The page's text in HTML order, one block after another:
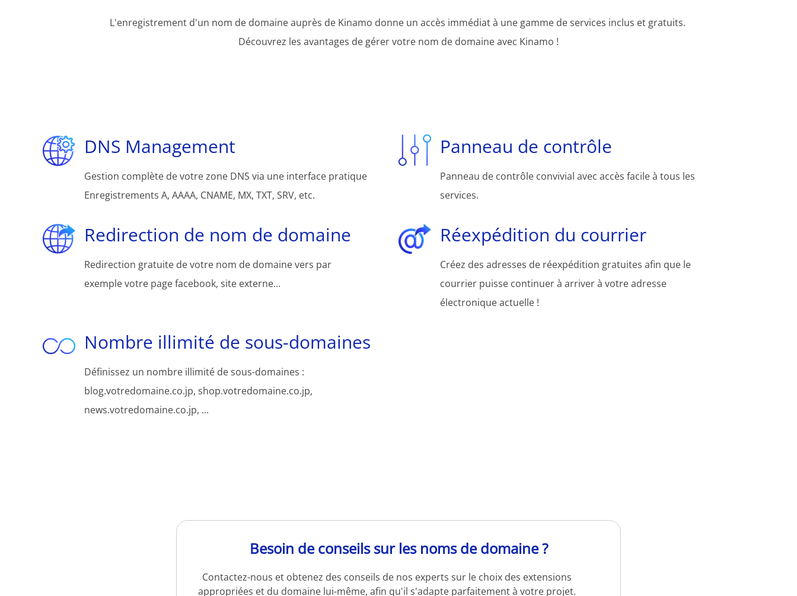
L'enregistrement d'un nom de domaine auprès de Kinamo donne un accès immédiat à une gamme de services inclus et gratuits.
Découvrez les avantages de gérer votre nom de domaine avec Kinamo !
DNS Management
Gestion complète de votre zone DNS via une interface pratique
Enregistrements A, AAAA, CNAME, MX, TXT, SRV, etc.
Panneau de contrôle
Panneau de contrôle convivial avec accès facile à tous les
services.
Redirection de nom de domaine
Redirection gratuite de votre nom de domaine vers par
exemple votre page facebook, site externe...
Réexpédition du courrier
Créez des adresses de réexpédition gratuites afin que le
courrier puisse continuer à arriver à votre adresse
électronique actuelle !
Nombre illimité de sous-domaines
Définissez un nombre illimité de sous-domaines :
blog.votredomaine.co.jp, shop.votredomaine.co.jp,
news.votredomaine.co.jp, ...
Besoin de conseils sur les noms de domaine ?
Contactez-nous et obtenez des conseils de nos experts sur le choix des extensions
appropriées et du domaine lui-même, afin qu'il s'adapte parfaitement à votre projet.